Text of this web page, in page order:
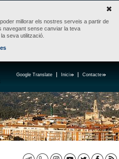
millorar els nostres serveis a partir de
navegant sense canviar la teva
seva utilització.
Contacte
Inici
Google Translate